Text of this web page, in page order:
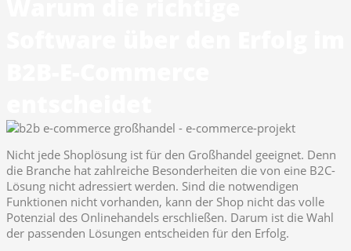
Nicht jede Shoplösung ist für den Großhandel geeignet. Denn
die Branche hat zahlreiche Besonderheiten die von eine B2C-
Lösung nicht adressiert werden. Sind die notwendigen
Funktionen nicht vorhanden, kann der Shop nicht das volle
Potenzial des Onlinehandels erschließen. Darum ist die Wahl
der passenden Lösungen entscheiden für den Erfolg.